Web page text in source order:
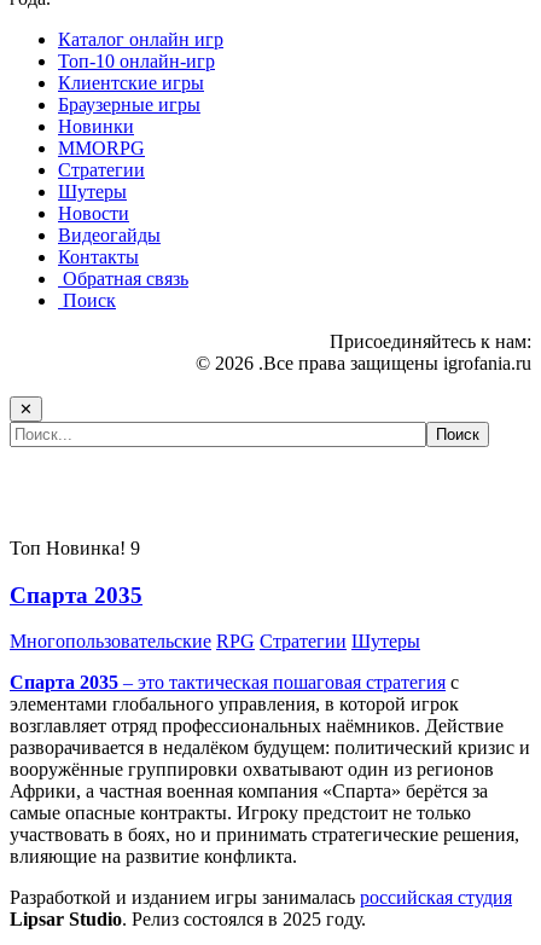
Каталог онлайн игр
Топ-10 онлайн-игр
Клиентские игры
Браузерные игры
Новинки
MMORPG
Стратегии
Шутеры
Новости
Видеогайды
Контакты
Обратная связь
Поиск
Присоединяйтесь к нам:
© 2026 .Все права защищены igrofania.ru
✕
Топ Новинка! 9
Спарта 2035
Многопользовательские RPG Стратегии Шутеры
Спарта 2035 – это тактическая пошаговая стратегия с
элементами глобального управления, в которой игрок
возглавляет отряд профессиональных наёмников. Действие
разворачивается в недалёком будущем: политический кризис и
вооружённые группировки охватывают один из регионов
Африки, а частная военная компания «Спарта» берётся за
самые опасные контракты. Игроку предстоит не только
участвовать в боях, но и принимать стратегические решения,
влияющие на развитие конфликта.
Разработкой и изданием игры занималась российская студия
Lipsar Studio. Релиз состоялся в 2025 году.